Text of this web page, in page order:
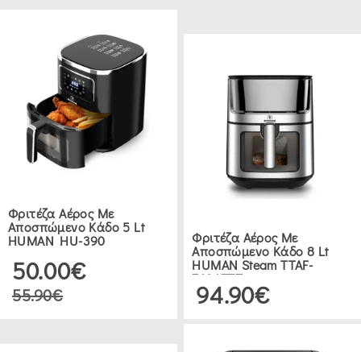
Φριτέζα Αέρος Με
Αποσπώμενο Κάδο 5 Lt
HUMAN HU-390
50.00€
55.90€
Φριτέζα Αέρος Με
Αποσπώμενο Κάδο 8 Lt
HUMAN Steam TTAF-
760AZTT
94.90€
GUARDINI
METALTEX
(3)